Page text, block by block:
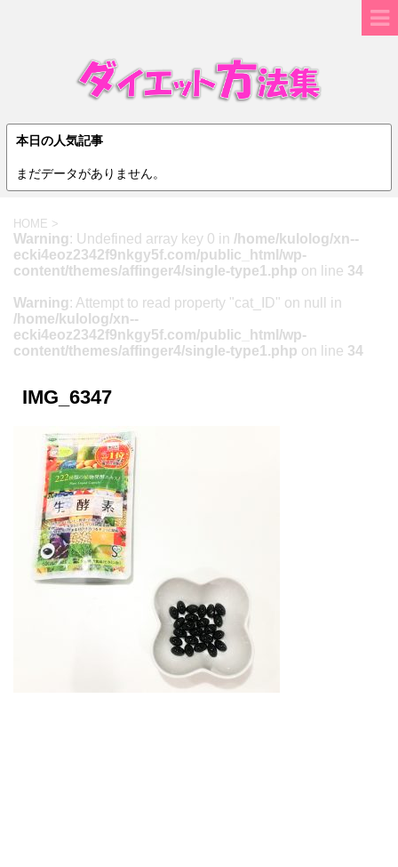
本日の人気記事
まだデータがありません。
HOME >
Warning: Undefined array key 0 in /home/kulolog/xn--
ecki4eoz2342f9nkgy5f.com/public_html/wp-
content/themes/affinger4/single-type1.php on line 34
Warning: Attempt to read property "cat_ID" on null in
/home/kulolog/xn--
ecki4eoz2342f9nkgy5f.com/public_html/wp-
content/themes/affinger4/single-type1.php on line 34
IMG_6347